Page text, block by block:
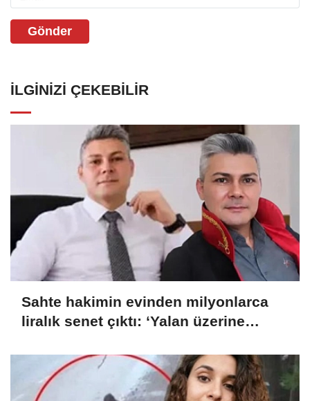
Gönder
İLGINIZI ÇEKEBILIR
Sahte hakimin evinden milyonlarca
liralık senet çıktı: ‘Yalan üzerine